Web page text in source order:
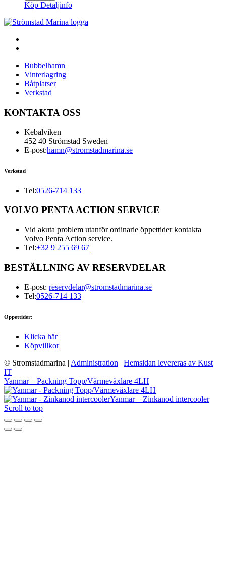
Köp Detaljinfo
Bubbelhamn
Vinterlagring
Båtplatser
Verkstad
KONTAKTA OSS
Kebalviken
452 40 Strömstad Sweden
E-post:hamn@stromstadmarina.se
Verkstad
Tel:0526-714 133
VOLVO PENTA ACTION SERVICE
Vid akuta problem utanför ordinarie öppettider kontakta
Volvo Penta Action service.
Tel:+32 9 255 69 67
BESTÄLLNING AV RESERVDELAR
E-post: reservdelar@stromstadmarina.se
Tel:0526-714 133
Öppettider:
Klicka här
Köpvillkor
© Stromstadmarina | Administration | Hemsidan levereras av Kust
IT
Yanmar – Packning Topp/Värmeväxlare 4LH
Yanmar – Zinkanod intercooler
Scroll to top